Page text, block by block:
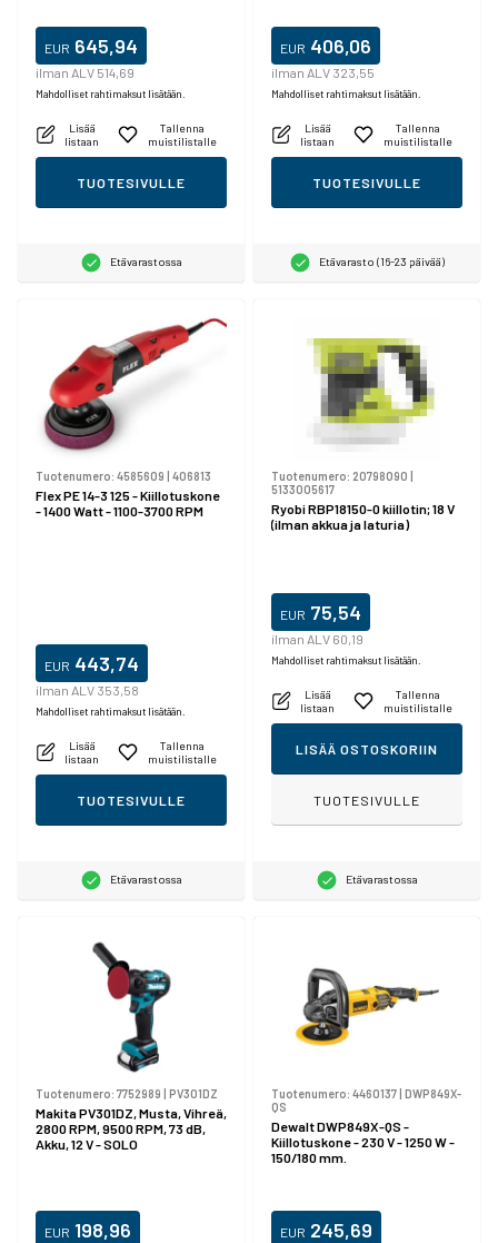
EUR 645,94
ilman ALV 514,69
Mahdolliset rahtimaksut lisätään.
Lisää
listaan
Tallenna
muistilistalle
TUOTESIVULLE
Etävarastossa
EUR 406,06
ilman ALV 323,55
Mahdolliset rahtimaksut lisätään.
Lisää
listaan
Tallenna
muistilistalle
TUOTESIVULLE
Etävarasto (16-23 päivää)
Tuotenumero: 4585609 | 406813
Flex PE 14-3 125 - Kiillotuskone
- 1400 Watt - 1100-3700 RPM
EUR 443,74
ilman ALV 353,58
Mahdolliset rahtimaksut lisätään.
Lisää
listaan
Tallenna
muistilistalle
TUOTESIVULLE
Etävarastossa
Tuotenumero: 20798090 |
5133005617
Ryobi RBP18150-0 kiillotin; 18 V
(ilman akkua ja laturia)
EUR 75,54
ilman ALV 60,19
Mahdolliset rahtimaksut lisätään.
Lisää
listaan
Tallenna
muistilistalle
LISÄÄ OSTOSKORIIN
TUOTESIVULLE
Etävarastossa
Tuotenumero: 7752989 | PV301DZ
Makita PV301DZ, Musta, Vihreä,
2800 RPM, 9500 RPM, 73 dB,
Akku, 12 V - SOLO
EUR 198,96
Tuotenumero: 4460137| DWP849X-
QS
Dewalt DWP849X-QS -
Kiillotuskone - 230 V - 1250 W -
150/180 mm.
EUR 245,69